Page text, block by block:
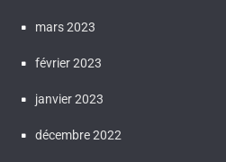
mars 2023
février 2023
janvier 2023
décembre 2022